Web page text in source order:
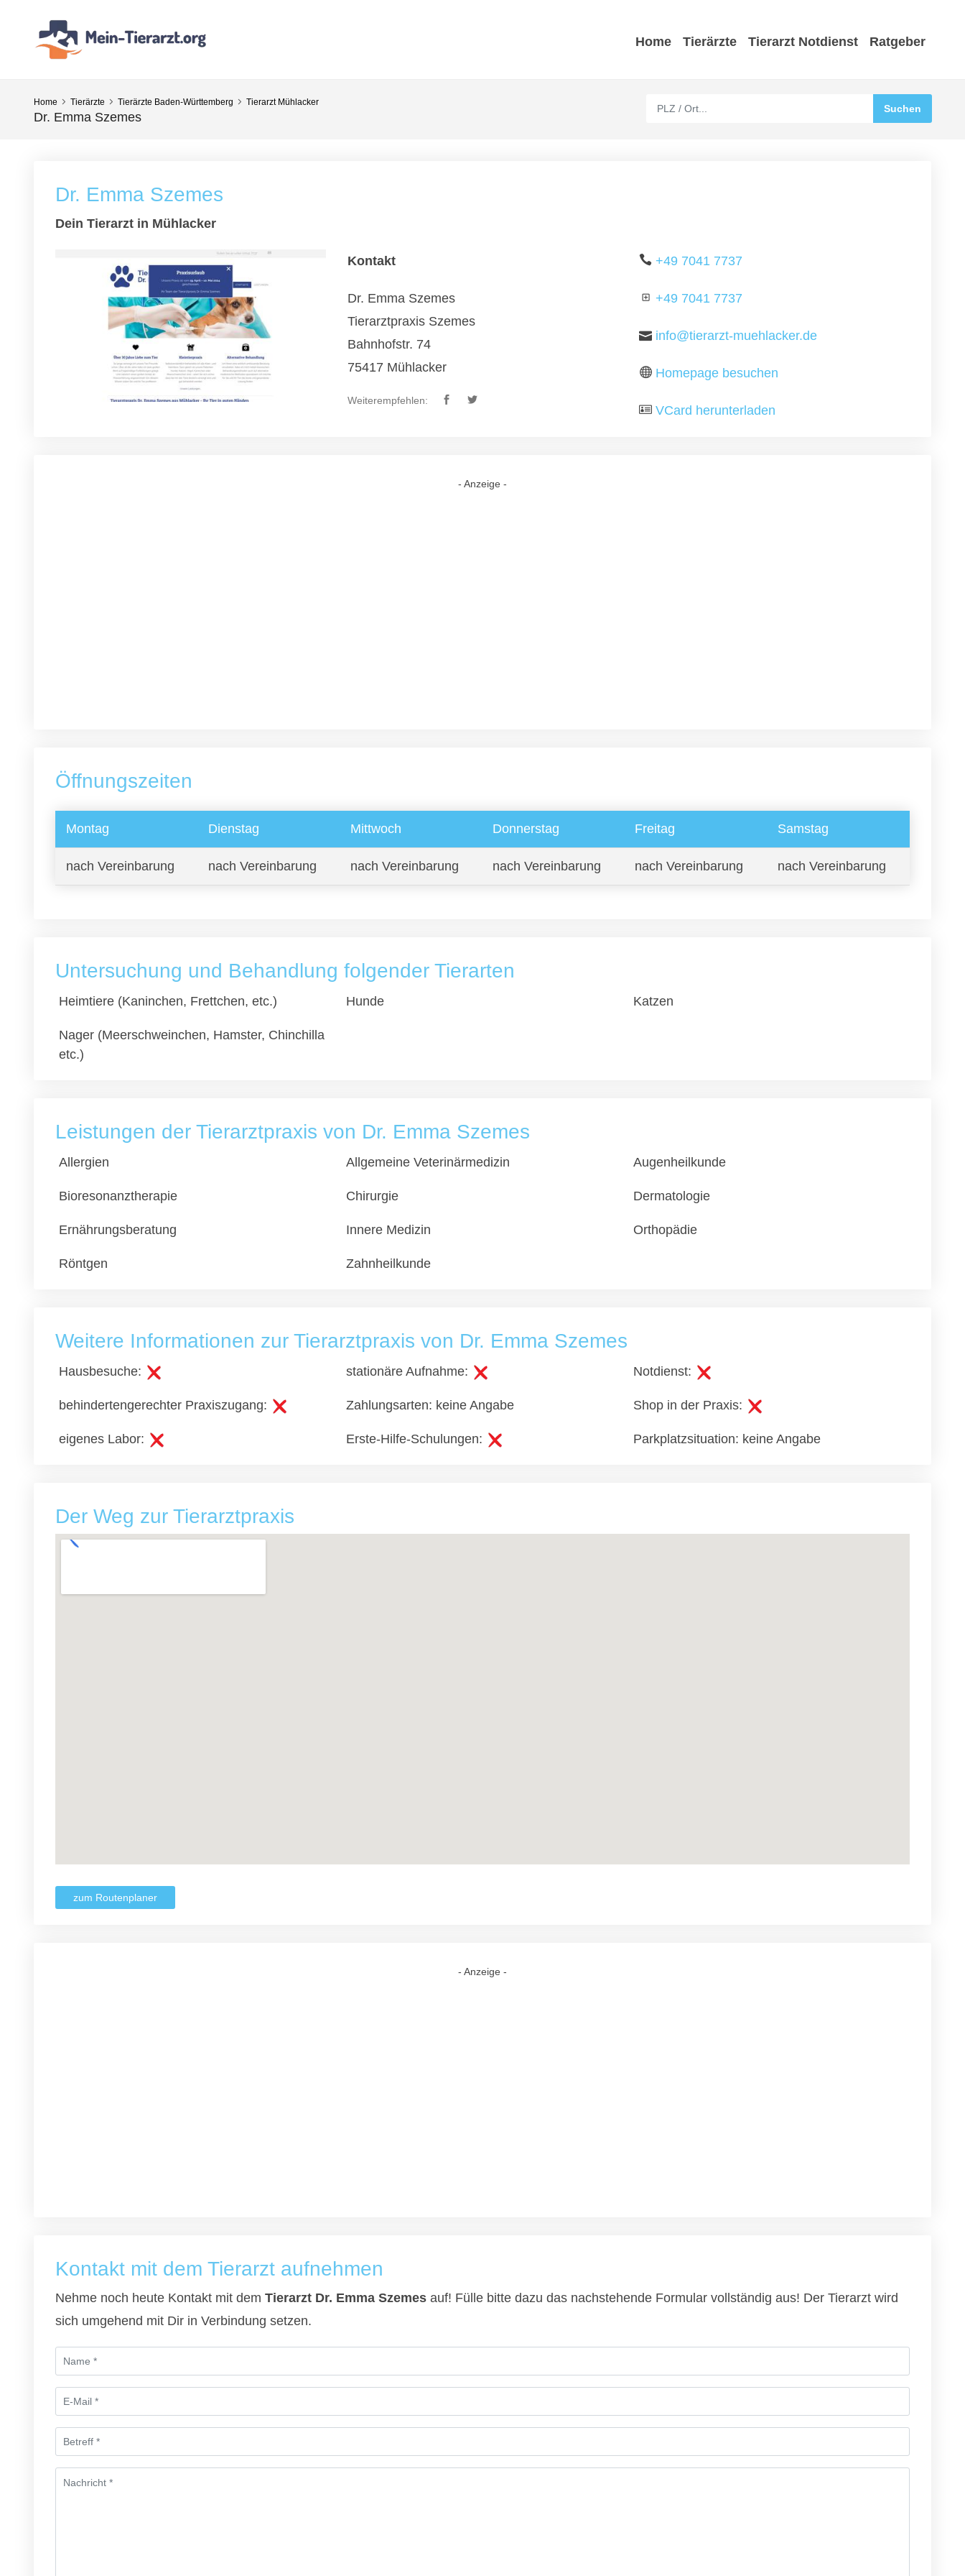
Home Tierärzte Tierarzt Notdienst Ratgeber
Home Tierärzte Tierärzte Baden-Württemberg Tierarzt Mühlacker
Dr. Emma Szemes
Dr. Emma Szemes
Dein Tierarzt in Mühlacker
Kontakt
Dr. Emma Szemes
Tierarztpraxis Szemes
Bahnhofstr. 74
75417 Mühlacker
Weiterempfehlen:
+49 7041 7737
+49 7041 7737
info@tierarzt-muehlacker.de
Homepage besuchen
VCard herunterladen
- Anzeige -
Öffnungszeiten
Montag Dienstag Mittwoch Donnerstag Freitag Samstag
nach Vereinbarung nach Vereinbarung nach Vereinbarung nach Vereinbarung nach Vereinbarung nach Vereinbarung
Untersuchung und Behandlung folgender Tierarten
Heimtiere (Kaninchen, Frettchen, etc.) Hunde Katzen
Nager (Meerschweinchen, Hamster, Chinchilla
etc.)
Leistungen der Tierarztpraxis von Dr. Emma Szemes
Allergien Allgemeine Veterinärmedizin Augenheilkunde
Bioresonanztherapie Chirurgie Dermatologie
Ernährungsberatung Innere Medizin Orthopädie
Röntgen Zahnheilkunde
Weitere Informationen zur Tierarztpraxis von Dr. Emma Szemes
Hausbesuche: stationäre Aufnahme: Notdienst:
behindertengerechter Praxiszugang: Zahlungsarten: keine Angabe Shop in der Praxis:
eigenes Labor: Erste-Hilfe-Schulungen: Parkplatzsituation: keine Angabe
Der Weg zur Tierarztpraxis
zum Routenplaner
- Anzeige -
Kontakt mit dem Tierarzt aufnehmen
Nehme noch heute Kontakt mit dem Tierarzt Dr. Emma Szemes auf! Fülle bitte dazu das nachstehende Formular vollständig aus! Der Tierarzt wird
sich umgehend mit Dir in Verbindung setzen.